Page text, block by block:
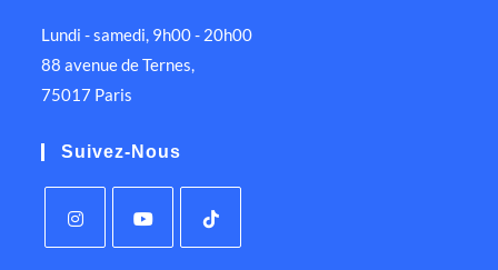
Lundi - samedi, 9h00 - 20h00
88 avenue de Ternes,
75017 Paris
Suivez-Nous